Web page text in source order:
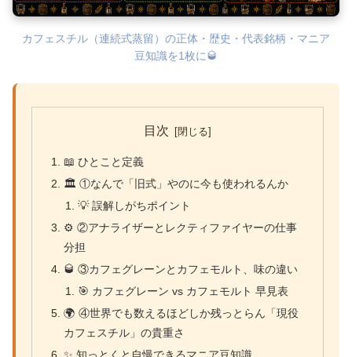
カフェスチル（連続式蒸留）の正体・歴史・代表銘柄・マニア
豆知識を1枚に🥃
目次
📖 ひとこと定義
🏛 ①なんで「旧式」やのに今も使われるんか
💡 誤解しがちポイント
⚙ ②アナライザーとレクティファイヤーの仕事
分担
🥃 ③カフェグレーンとカフェモルト、味の違い
🎯 カフェグレーン vs カフェモルト 早見表
🌍 ④世界でも数えるほどしか残っとらん「現役
カフェスチル」の貴重さ
✨ 知っとくと自慢できるマニア豆知識